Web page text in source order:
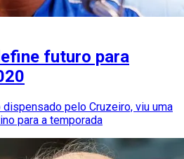
futuro para
dispensado pelo Cruzeiro, viu uma
para a temporada